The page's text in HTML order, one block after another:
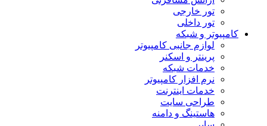
تور خارجی
تور داخلی
کامپیوتر و شبکه
لوازم جانبی کامپیوتر
پرینتر و اسکنر
خدمات شبکه
نرم افزار کامپیوتر
خدمات اینترنت
طراحی سایت
هاستینگ و دامنه